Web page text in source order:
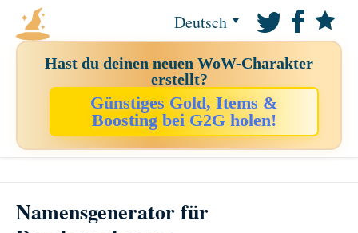
Deutsch
Hast du deinen neuen WoW-Charakter
erstellt?
Günstiges Gold, Items &
Boosting bei G2G holen!
Namensgenerator für